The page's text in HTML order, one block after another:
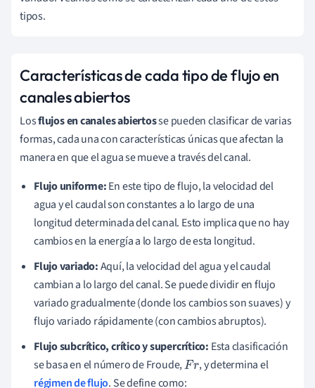
tipos.
Características de cada tipo de flujo en
canales abiertos
Losflujos en canales abiertosse pueden clasificar de varias
formas, cada una con características únicas que afectan la
manera en que el agua se mueve a través del canal.
Flujo uniforme:En este tipo de flujo, la velocidad del
agua y el caudal son constantes a lo largo de una
longitud determinada del canal. Esto implica que no hay
cambios en la energía a lo largo de esta longitud.
Flujo variado:Aquí, la velocidad del agua y el caudal
cambian a lo largo del canal. Se puede dividir en flujo
variado gradualmente (donde los cambios son suaves) y
flujo variado rápidamente (con cambios abruptos).
Flujo subcrítico, crítico y supercrítico: Esta clasificación
se basa en el número de Froude,Fr , y determina el
régimen de flujo. Se define como: